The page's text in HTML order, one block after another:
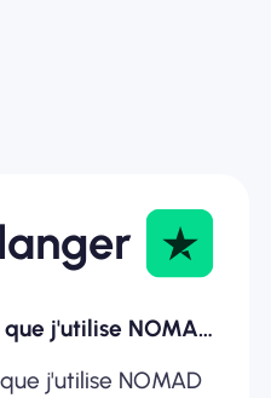
Ça fait plusieurs fois que j'utilise NOMAD ESIM
j'utilise NOMAD